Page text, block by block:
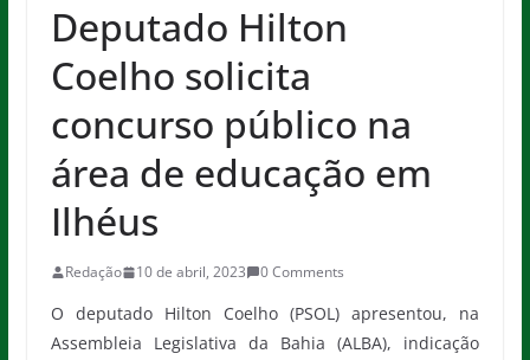
Deputado Hilton
Coelho solicita
concurso público na
área de educação em
Ilhéus
Redação 10 de abril, 2023 0 Comments
O deputado Hilton Coelho (PSOL) apresentou, na
Assembleia Legislativa da Bahia (ALBA), indicação